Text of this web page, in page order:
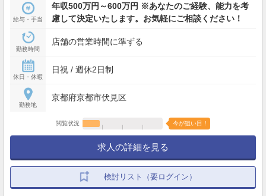
給与・手当
年収500万円～600万円 ※あなたのご経験、能力を考
慮して決定いたします。お気軽にご相談ください！
勤務時間
店舗の営業時間に準ずる
休日・休暇
日祝 / 週休2日制
勤務地
京都府京都市伏見区
閲覧状況 今が狙い目！
求人の詳細を見る
検討リスト（要ログイン）